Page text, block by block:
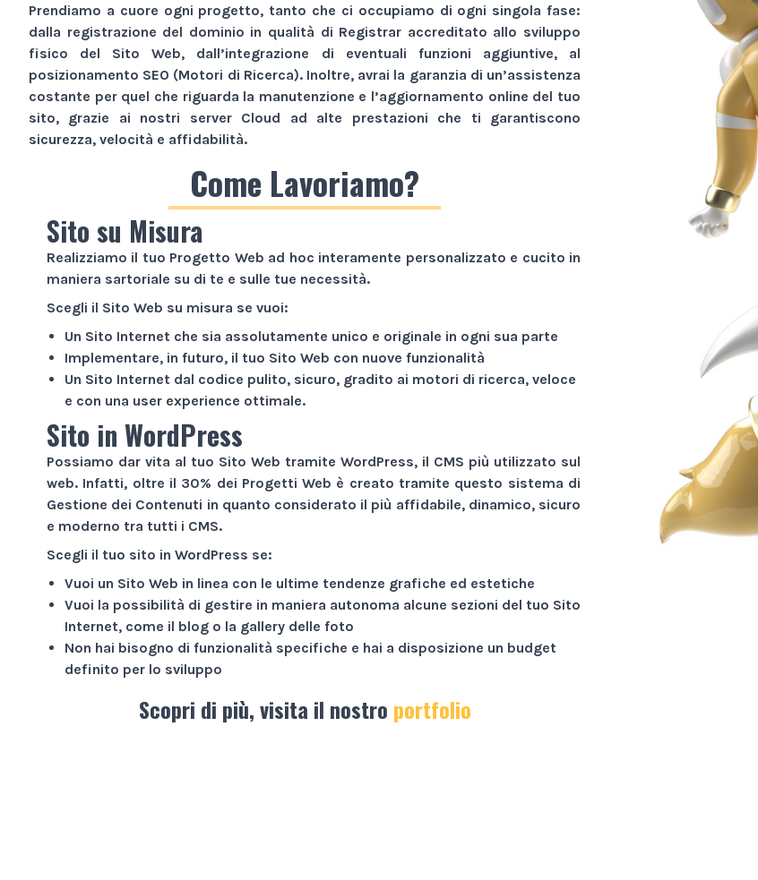
Prendiamo a cuore ogni progetto, tanto che ci occupiamo di ogni singola fase:
dalla registrazione del dominio in qualità di Registrar accreditato allo sviluppo
fisico del Sito Web, dall’integrazione di eventuali funzioni aggiuntive, al
posizionamento SEO (Motori di Ricerca). Inoltre, avrai la garanzia di un’assistenza
costante per quel che riguarda la manutenzione e l’aggiornamento online del tuo
sito, grazie ai nostri server Cloud ad alte prestazioni che ti garantiscono
sicurezza, velocità e affidabilità.
Come Lavoriamo?
Sito su Misura
Realizziamo il tuo Progetto Web ad hoc interamente personalizzato e cucito in
maniera sartoriale su di te e sulle tue necessità.
Scegli il Sito Web su misura se vuoi:
Un Sito Internet che sia assolutamente unico e originale in ogni sua parte
Implementare, in futuro, il tuo Sito Web con nuove funzionalità
Un Sito Internet dal codice pulito, sicuro, gradito ai motori di ricerca, veloce
e con una user experience ottimale.
Sito in WordPress
Possiamo dar vita al tuo Sito Web tramite WordPress, il CMS più utilizzato sul
web. Infatti, oltre il 30% dei Progetti Web è creato tramite questo sistema di
Gestione dei Contenuti in quanto considerato il più affidabile, dinamico, sicuro
e moderno tra tutti i CMS.
Scegli il tuo sito in WordPress se:
Vuoi un Sito Web in linea con le ultime tendenze grafiche ed estetiche
Vuoi la possibilità di gestire in maniera autonoma alcune sezioni del tuo Sito
Internet, come il blog o la gallery delle foto
Non hai bisogno di funzionalità specifiche e hai a disposizione un budget
definito per lo sviluppo
Scopri di più, visita il nostro portfolio